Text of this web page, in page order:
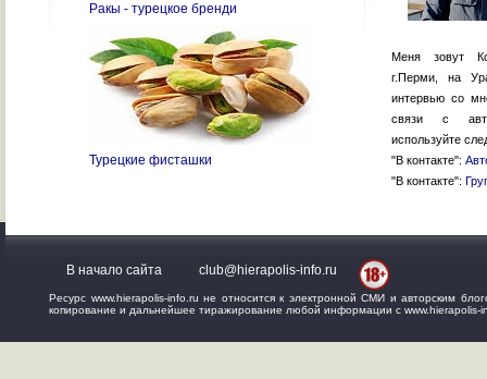
Ракы - турецкое бренди
Турецкие фисташки
Меня зовут
г.Перми, на
интервью со
связи с
используйте
"В контакте":
"В контакте":
В начало сайта club@hierapolis-info.ru
Ресурс www.hierapolis-info.ru не относится к электронной СМИ и авторским
копирование и дальнейшее тиражирование любой информации с www.hierapolis-